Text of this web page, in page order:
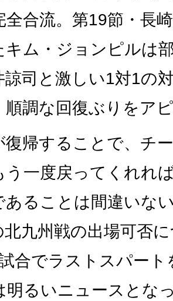
全合流。第19節・長
キム・ジョンピルは
諒司と激しい1対1の
順調な回復ぶりをア
復帰することで、チ
う一度戻ってくれれ
あることは間違いな
北九州戦の出場可否
合でラストスパー
明るいニュースとな